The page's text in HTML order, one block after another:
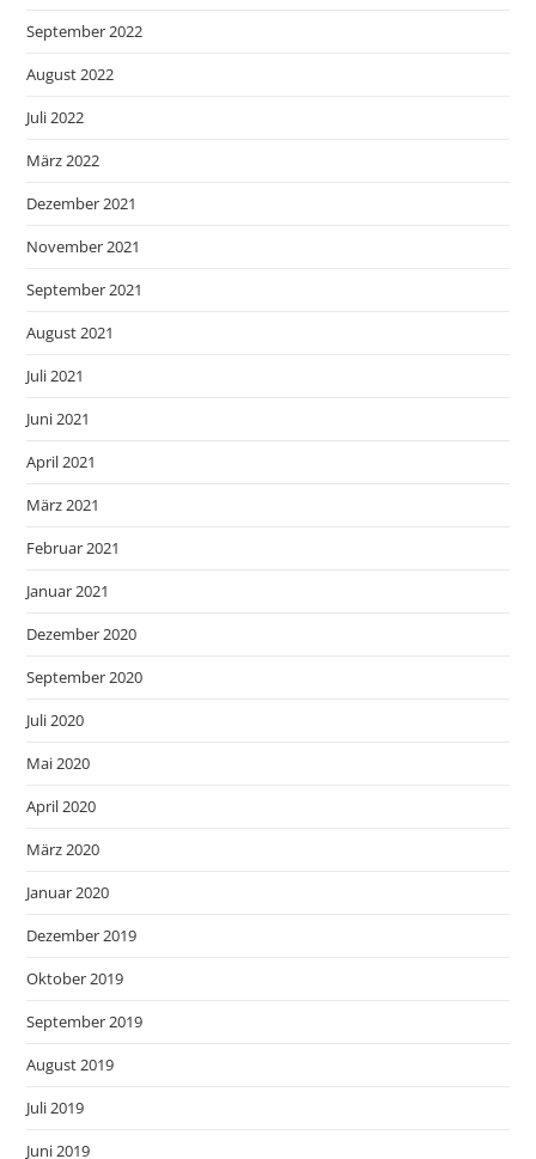
September 2022
August 2022
Juli 2022
März 2022
Dezember 2021
November 2021
September 2021
August 2021
Juli 2021
Juni 2021
April 2021
März 2021
Februar 2021
Januar 2021
Dezember 2020
September 2020
Juli 2020
Mai 2020
April 2020
März 2020
Januar 2020
Dezember 2019
Oktober 2019
September 2019
August 2019
Juli 2019
Juni 2019